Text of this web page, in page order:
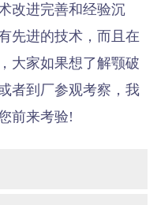
改进完善和经验沉
先进的技术，而且在
大家如果想了解颚破
者到厂参观考察，我
前来考验!